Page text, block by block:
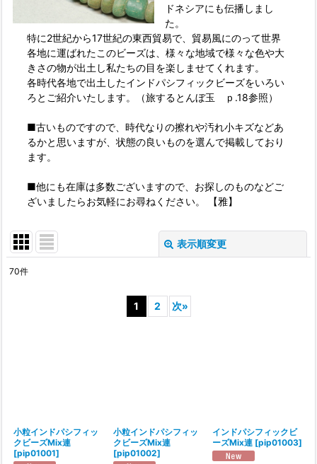
ドネシアにも伝播しまし
た。
特に2世紀から17世紀の東西貿易で、貿易風にのって世界
各地に運ばれたこのビーズは、様々な地域で様々な色や大
きさの物が出土し私たちの目を楽しませてくれます。
各時代各地で出土したインドパシフィックビーズをいろい
ろとご紹介いたします。（旅するとんぼ玉 ｐ.18参照）
■古いものですので、時代なりの擦れや汚れ小キズなどあ
るかと思いますが、状態の良いものを選んで掲載しており
ます。
■他にも在庫は多数ございますので、お探しのものなどご
ざいましたらお気軽にお尋ねください。 【雅】
表示順変更
70件
1 2 次»
小粒インドパシフィッ
クビーズMix連
[pip01001]
小粒インドパシフィッ
クビーズMix連
[pip01002]
インドパシフィックビ
ーズMix連 [pip01003]